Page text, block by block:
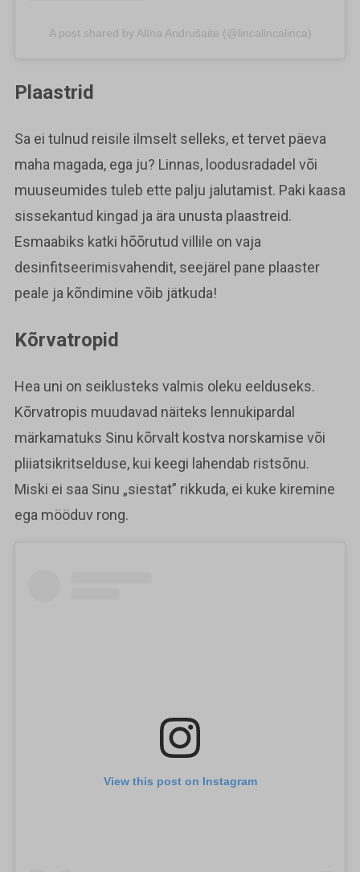
A post shared by Alīna Andrušaite (@lincalincalinca)
Plaastrid
Sa ei tulnud reisile ilmselt selleks, et tervet päeva
maha magada, ega ju? Linnas, loodusradadel või
muuseumides tuleb ette palju jalutamist. Paki kaasa
sissekantud kingad ja ära unusta plaastreid.
Esmaabiks katki hõõrutud villile on vaja
desinfitseerimisvahendit, seejärel pane plaaster
peale ja kõndimine võib jätkuda!
Kõrvatropid
Hea uni on seiklusteks valmis oleku eelduseks.
Kõrvatropis muudavad näiteks lennukipardal
märkamatuks Sinu kõrvalt kostva norskamise või
pliiatsikritselduse, kui keegi lahendab ristsõnu.
Miski ei saa Sinu „siestat” rikkuda, ei kuke kiremine
ega mööduv rong.
View this post on Instagram